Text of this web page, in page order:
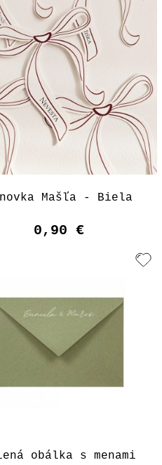
Mašľa - Biela
0,90 €
obálka s menami